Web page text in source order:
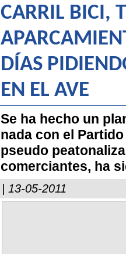
CARRIL BICI,
DÍAS
EN EL AVE
Se ha hecho un
nada con el
pseudo
comerciantes, ha
| 13-05-2011